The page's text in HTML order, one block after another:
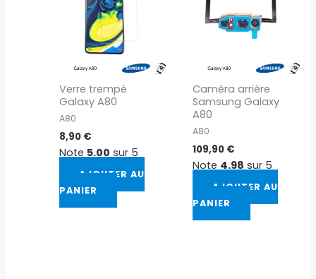
Verre trempé
Galaxy A80
A80
8,90 €
Note 5.00 sur 5
AJOUTER AU
PANIER
Caméra arrière
Samsung Galaxy
A80
A80
109,90 €
Note 4.98 sur 5
AJOUTER AU
PANIER